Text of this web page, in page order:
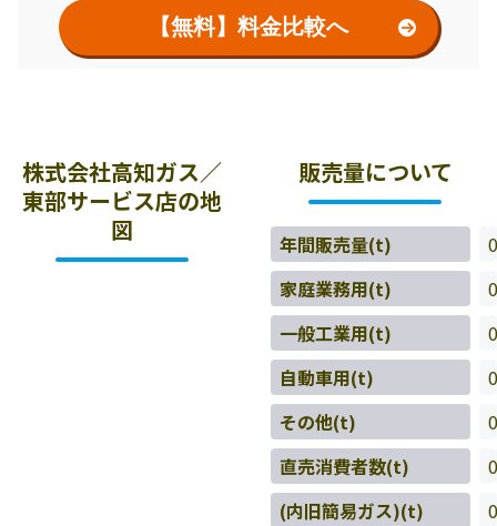
【無料】料金比較へ
株式会社高知ガス／
東部サービス店の地
図
販売量について
年間販売量(t)
0
家庭業務用(t)
0
一般工業用(t)
0
自動車用(t)
0
その他(t)
0
直売消費者数(t)
0
(内旧簡易ガス)(t)
0